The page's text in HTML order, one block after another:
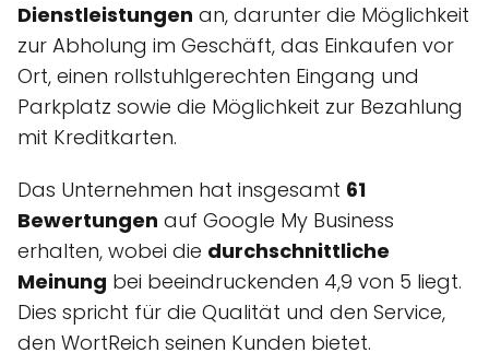
Dienstleistungen an, darunter die Möglichkeit
zur Abholung im Geschäft, das Einkaufen vor
Ort, einen rollstuhlgerechten Eingang und
Parkplatz sowie die Möglichkeit zur Bezahlung
mit Kreditkarten.
Das Unternehmen hat insgesamt 61
Bewertungen auf Google My Business
erhalten, wobei die durchschnittliche
Meinung bei beeindruckenden 4,9 von 5 liegt.
Dies spricht für die Qualität und den Service,
den WortReich seinen Kunden bietet.